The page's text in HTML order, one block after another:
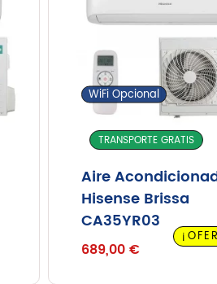
Inicio
Servicios
Catálogo
Nosotros
WiFi Opcional
TRANSPORTE GRATIS
Aire
Hisense Brissa
CA35YR03
689,00€